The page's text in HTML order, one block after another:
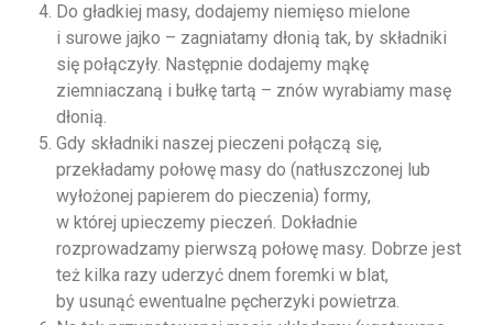
Do gładkiej masy, dodajemy niemięso mielone
i surowe jajko – zagniatamy dłonią tak, by składniki
się połączyły. Następnie dodajemy mąkę
ziemniaczaną i bułkę tartą – znów wyrabiamy masę
dłonią.
Gdy składniki naszej pieczeni połączą się,
przekładamy połowę masy do (natłuszczonej lub
wyłożonej papierem do pieczenia) formy,
w której upieczemy pieczeń. Dokładnie
rozprowadzamy pierwszą połowę masy. Dobrze jest
też kilka razy uderzyć dnem foremki w blat,
by usunąć ewentualne pęcherzyki powietrza.